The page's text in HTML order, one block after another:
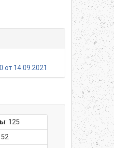
14.09.2021
: 125
52